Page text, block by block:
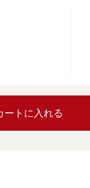
ートに入れる